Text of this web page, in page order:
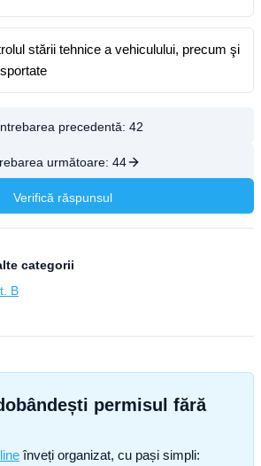
stării tehnice a vehiculului, precum şi
precedentă: 42
următoare: 44
Verifică răspunsul
categorii
B
permisul fără
înveți organizat, cu pași simpli: